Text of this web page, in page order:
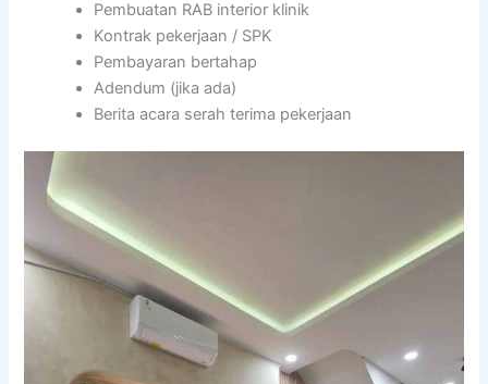
Pembuatan RAB interior klinik
Kontrak pekerjaan / SPK
Pembayaran bertahap
Adendum (jika ada)
Berita acara serah terima pekerjaan